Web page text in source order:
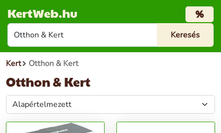
KertWeb.hu %
Kert Otthon & Kert
Otthon & Kert